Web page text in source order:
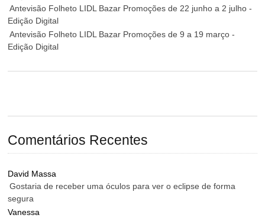
Antevisão Folheto LIDL Bazar Promoções de 22 junho a 2 julho -
Edição Digital
Antevisão Folheto LIDL Bazar Promoções de 9 a 19 março -
Edição Digital
Comentários Recentes
David Massa
Gostaria de receber uma óculos para ver o eclipse de forma
segura
Vanessa